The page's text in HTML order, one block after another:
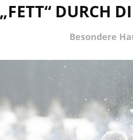
„FETT“ DURCH
Besondere